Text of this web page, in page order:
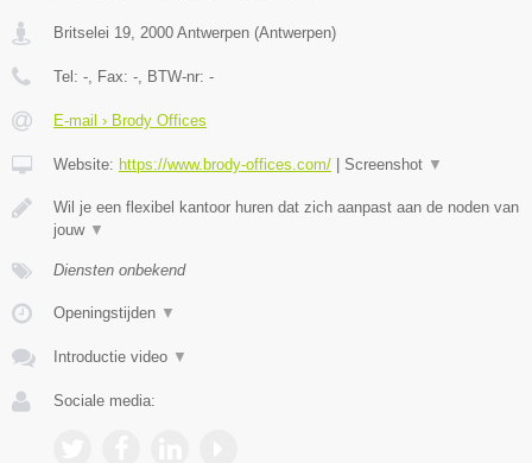
Britselei 19, 2000 Antwerpen (Antwerpen)
Tel: -, Fax: -, BTW-nr: -
E-mail › Brody Offices
Website: https://www.brody-offices.com/ Screenshot ▼
Wil je een flexibel kantoor huren dat zich aanpast aan de noden van
jouw ▼
Diensten onbekend
Openingstijden ▼
Introductie video ▼
Sociale media: